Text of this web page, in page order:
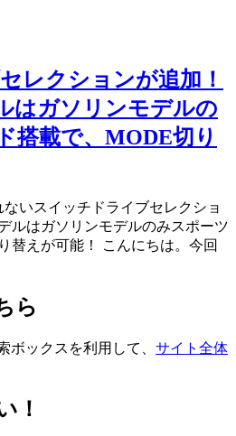
レクションが追加！
はガソリンモデルの
搭載で、MODE切り
いスイッチドライブセレクショ
ルはガソリンモデルのみスポーツ
替えが可能！ こんにちは。今回
ら
ボックスを利用して、 サイト全体
！